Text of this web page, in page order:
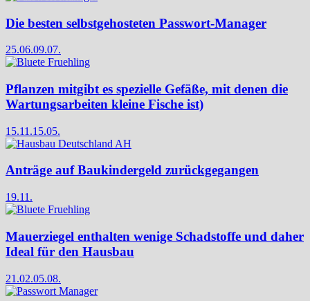
Die besten selbstgehosteten Passwort-Manager
25.06.09.07.
Pflanzen mitgibt es spezielle Gefäße, mit denen die
Wartungsarbeiten kleine Fische ist)
15.11.15.05.
Anträge auf Baukindergeld zurückgegangen
19.11.
Mauerziegel enthalten wenige Schadstoffe und daher
Ideal für den Hausbau
21.02.05.08.